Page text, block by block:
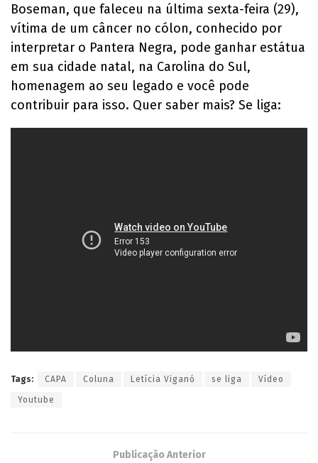
Boseman, que faleceu na última sexta-feira (29),
vítima de um câncer no cólon, conhecido por
interpretar o Pantera Negra, pode ganhar estátua
em sua cidade natal, na Carolina do Sul,
homenagem ao seu legado e você pode
contribuir para isso. Quer saber mais? Se liga:
Tags: CAPA Coluna Letícia Viganó se liga Vídeo
Youtube
Publicação Anterior